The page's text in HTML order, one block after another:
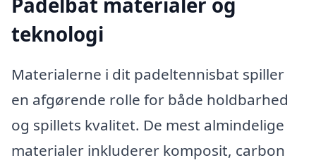
teknologi
Materialerne i dit padeltennisbat spiller
en afgørende rolle for både holdbarhed
og spillets kvalitet. De mest almindelige
materialer inkluderer komposit, carbon